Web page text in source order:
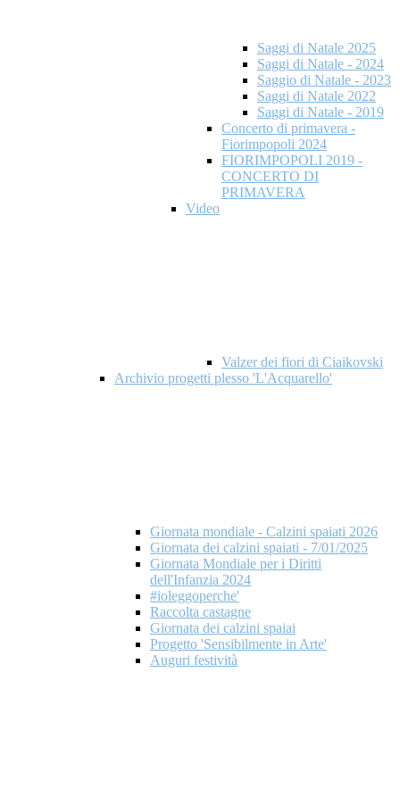
Saggi di Natale 2025
Saggi di Natale - 2024
Saggio di Natale - 2023
Saggi di Natale 2022
Saggi di Natale - 2019
Concerto di primavera -
Fiorimpopoli 2024
FIORIMPOPOLI 2019 -
CONCERTO DI
PRIMAVERA
Video
Valzer dei fiori di Ciaikovski
Archivio progetti plesso 'L'Acquarello'
Giornata mondiale - Calzini spaiati 2026
Giornata dei calzini spaiati - 7/01/2025
Giornata Mondiale per i Diritti
dell'Infanzia 2024
#ioleggoperche'
Raccolta castagne
Giornata dei calzini spaiai
Progetto 'Sensibilmente in Arte'
Auguri festività